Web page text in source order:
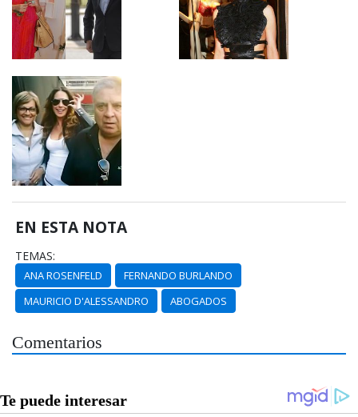
EN ESTA NOTA
TEMAS:
ANA ROSENFELD
FERNANDO BURLANDO
MAURICIO D'ALESSANDRO
ABOGADOS
Comentarios